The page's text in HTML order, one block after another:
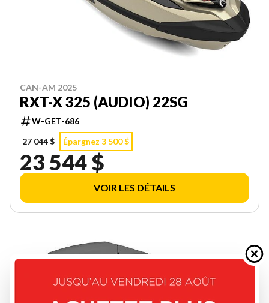
CAN-AM 2025
RXT-X 325 (AUDIO) 22SG
W-GET-686
27 044 $
Épargnez 3 500 $
23 544 $
VOIR LES DÉTAILS